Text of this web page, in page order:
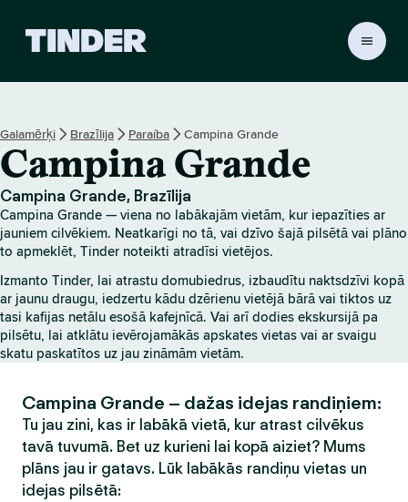
r
s
ā
k
u
m
l
p
a
Galamērķi Brazīlija Paraíba Campina Grande
Campina Grande
Campina Grande, Brazīlija
Campina Grande — viena no labākajām vietām, kur iepazīties ar
jauniem cilvēkiem. Neatkarīgi no tā, vai dzīvo šajā pilsētā vai plāno
to apmeklēt, Tinder noteikti atradīsi vietējos.
Izmanto Tinder, lai atrastu domubiedrus, izbaudītu naktsdzīvi kopā
ar jaunu draugu, iedzertu kādu dzērienu vietējā bārā vai tiktos uz
tasi kafijas netālu esošā kafejnīcā. Vai arī dodies ekskursijā pa
pilsētu, lai atklātu ievērojamākās apskates vietas vai ar svaigu
skatu paskatītos uz jau zināmām vietām.
Campina Grande – dažas idejas randiņiem:
Tu jau zini, kas ir labākā vietā, kur atrast cilvēkus
tavā tuvumā. Bet uz kurieni lai kopā aiziet? Mums
plāns jau ir gatavs. Lūk labākās randiņu vietas un
idejas pilsētā: